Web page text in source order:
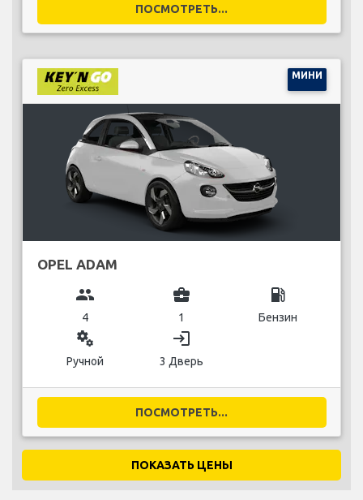
ПОСМОТРЕТЬ...
МИНИ
OPEL ADAM
group
4
business_center
1
local_gas_station
Бензин
miscellaneous_services
Ручной
login
3 Дверь
ПОСМОТРЕТЬ...
ПОКАЗАТЬ ЦЕНЫ